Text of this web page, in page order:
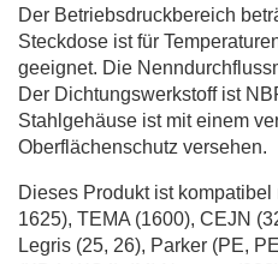
Der Betriebsdruckbereich
Steckdose ist für
geeignet. Die
Der Dichtungswerkstoff ist
Stahlgehäuse ist mit einem
Oberflächenschutz versehen.
Dieses Produkt ist
1625), TEMA (1600), CEJN
Legris (25, 26), Parker (PE,